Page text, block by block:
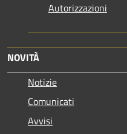
Autorizzazioni
NOVITÀ
Notizie
Comunicati
Avvisi